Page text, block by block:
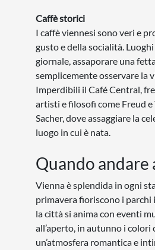
Caffè storici
I caffè viennesi sono veri e
gusto e della socialità.
giornale, assaporare una
semplicemente osservare la
Imperdibili il Café Central,
artisti e filosofi come Freud e
Sacher, dove assaggiare la
luogo in cui è nata.
Quando andare
Vienna è splendida in ogni
primavera fioriscono i parchi
la città si anima con eventi
all’aperto, in autunno i colori
un’atmosfera romantica e